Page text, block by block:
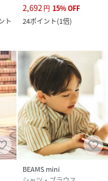
ト
2,692円 15%OFF
24ポイント(1倍)
BEAMS mini